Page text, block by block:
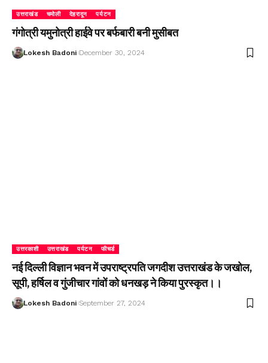
उत्तराखंड चमोली देहरादून पर्यटन
गंगोत्री यमुनोत्री हाईवे पर बर्फबारी बनी मुसीबत
Lokesh Badoni December 30, 2024
उत्तरकाशी उत्तराखंड पर्यटन फीचर्ड
नई दिल्ली विज्ञान भवन में उपराष्ट्रपति जगदीश उत्तराखंड के जखोल,
सूपी, हर्षिल व गुंजीचार गांवों को धनखड़ ने किया पुरस्कृत।।
Lokesh Badoni September 27, 2024